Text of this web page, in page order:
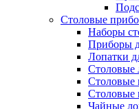
Столовые
Наборы
Приборы
Лопатки
Столовые
Столовые
Столовые
Чайные